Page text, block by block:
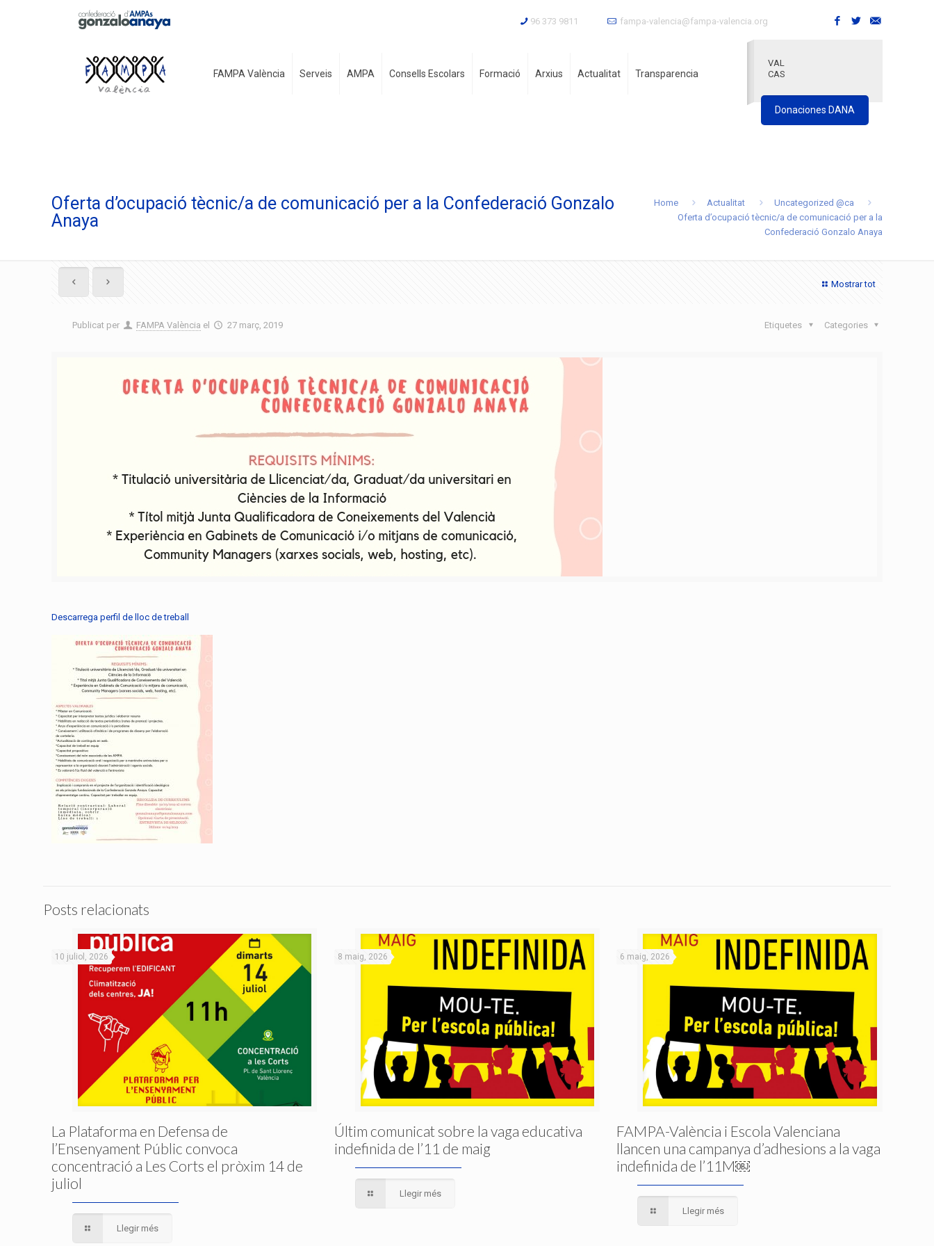
96 373 9811 fampa-valencia@fampa-valencia.org
FAMPA València Serveis AMPA Consells Escolars Formació Arxius Actualitat Transparencia
VAL
CAS
Donaciones DANA
Oferta d’ocupació tècnic/a de comunicació per a la Confederació Gonzalo
Anaya
Home Actualitat
Uncategorized @ca
Oferta d’ocupació tècnic/a de comunicació per a la
Confederació Gonzalo Anaya
Mostrar tot
Publicat per FAMPA València el 27 març, 2019 Categories
Etiquetes
Descarrega perfil de lloc de treball
Posts relacionats
10 juliol, 2026
La Plataforma en Defensa de
l’Ensenyament Públic convoca
concentració a Les Corts el pròxim 14 de
juliol
Llegir més
8 maig, 2026
Últim comunicat sobre la vaga educativa
indefinida de l’11 de maig
Llegir més
6 maig, 2026
FAMPA-València i Escola Valenciana
llancen una campanya d’adhesions a la vaga
indefinida de l’11M￼
Llegir més